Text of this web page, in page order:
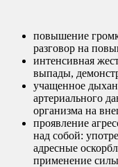
повышение
разговор на
интенсивная
выпады,
учащенное
артериального
организма на
проявление
над собой:
адресные
применение